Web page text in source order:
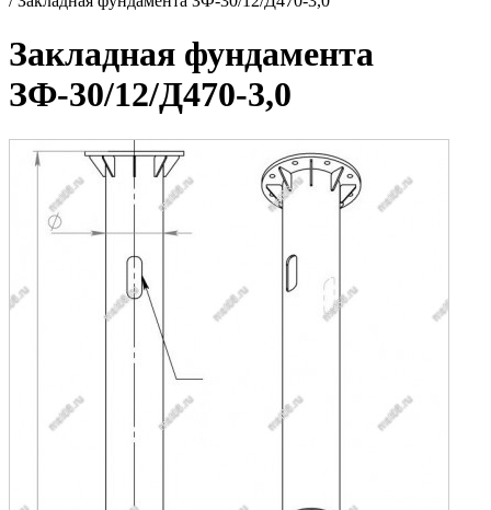
Закладная фундамента
ЗФ-30/12/Д470-3,0